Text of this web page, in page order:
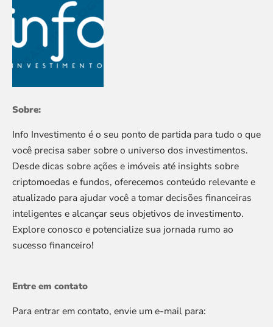
Sobre:
Info Investimento é o seu ponto de partida para tudo o que
você precisa saber sobre o universo dos investimentos.
Desde dicas sobre ações e imóveis até insights sobre
criptomoedas e fundos, oferecemos conteúdo relevante e
atualizado para ajudar você a tomar decisões financeiras
inteligentes e alcançar seus objetivos de investimento.
Explore conosco e potencialize sua jornada rumo ao
sucesso financeiro!
Entre em contato
Para entrar em contato, envie um e-mail para: